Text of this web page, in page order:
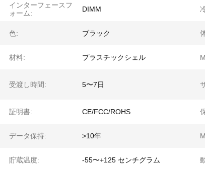
インターフェースフ
ォーム:
DIMM
色: ブラック
材料: プラスチックシェル
受渡し時間: 5〜7日
証明書: CE/FCC/ROHS
データ保持: >10年
貯蔵温度: -55〜+125 センチグラム